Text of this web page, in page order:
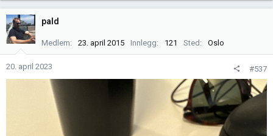
k
s
j
n
e
pald
Medlem 23. april 2015 Innlegg 121 Sted Oslo
20. april 2023 #537